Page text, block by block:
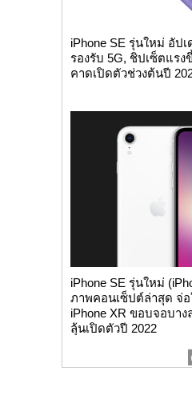
iPhone SE รุ่นใหม่ อัป
รองรับ 5G, ชิปเซ็ตแร
คาดเปิดตัวช่วงต้นปี
iPhone SE รุ่นใหม่
ภาพคอนเซ็ปต์ล่าสุด จ่
iPhone XR ขอบจอบาง
ลุ้นเปิดตัวปี 2022